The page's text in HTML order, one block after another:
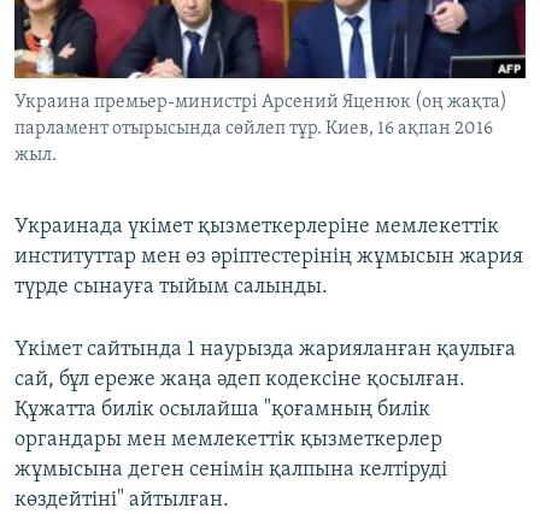
ЖАЗЫЛЫҢЫЗ
Басқа тілдерде
Украина премьер-министрі Арсений Яценюк (оң жақта)
парламент отырысында сөйлеп тұр. Киев, 16 ақпан 2016
жыл.
Украинада үкімет қызметкерлеріне мемлекеттік
институттар мен өз әріптестерінің жұмысын жария
түрде сынауға тыйым салынды.
Үкімет сайтында 1 наурызда жарияланған қаулыға
сай, бұл ереже жаңа әдеп кодексіне қосылған.
Құжатта билік осылайша "қоғамның билік
органдары мен мемлекеттік қызметкерлер
жұмысына деген сенімін қалпына келтіруді
көздейтіні" айтылған.